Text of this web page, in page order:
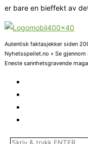
er bare en bieffekt av
Autentisk faktasjekker siden
Nyhetsspeilet.no » Se
Eneste sannhetsgravende